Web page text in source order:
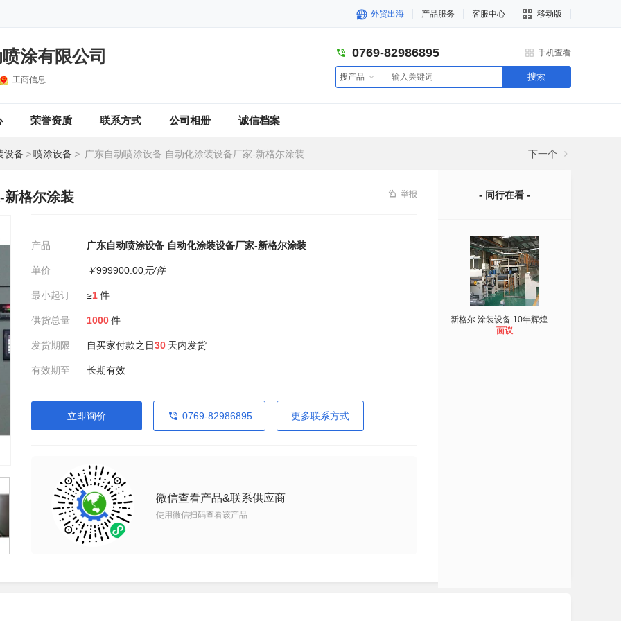
外贸出海 产品服务 客服中心 移动版
涂有限公司
工商信息
0769-82986895 手机查看
搜产品 搜索
荣誉资质 联系方式 公司相册 诚信档案
设备 >喷涂设备 > 广东自动喷涂设备 自动化涂装设备厂家-新格尔涂装 下一个
新格尔涂装 举报
产品 广东自动喷涂设备 自动化涂装设备厂家-新格尔涂装
单价 ￥999900.00元/件
最小起订 ≥1件
供货总量 1000件
发货期限 自买家付款之日30 天内发货
有效期至 长期有效
立即询价 0769-82986895 更多联系方式
微信查看产品&联系供应商
使用微信扫码查看该产品
- 同行在看 -
新格尔 涂装设备 10年辉煌**品质
面议